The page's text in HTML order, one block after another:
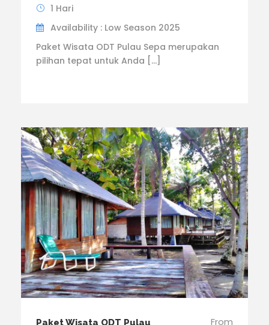
1 Hari
Availability : Low Season 2025
Paket Wisata ODT Pulau Sepa merupakan
pilihan tepat untuk Anda […]
Paket Wisata ODT Pulau
From